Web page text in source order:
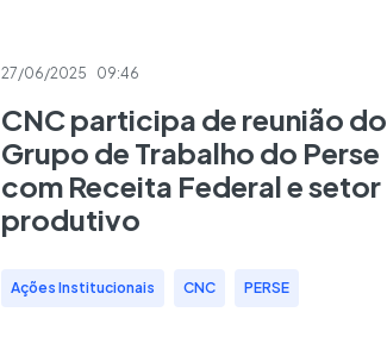
27/06/2025 09:46
CNC participa de reunião do
Grupo de Trabalho do Perse
com Receita Federal e setor
produtivo
Ações Institucionais CNC PERSE